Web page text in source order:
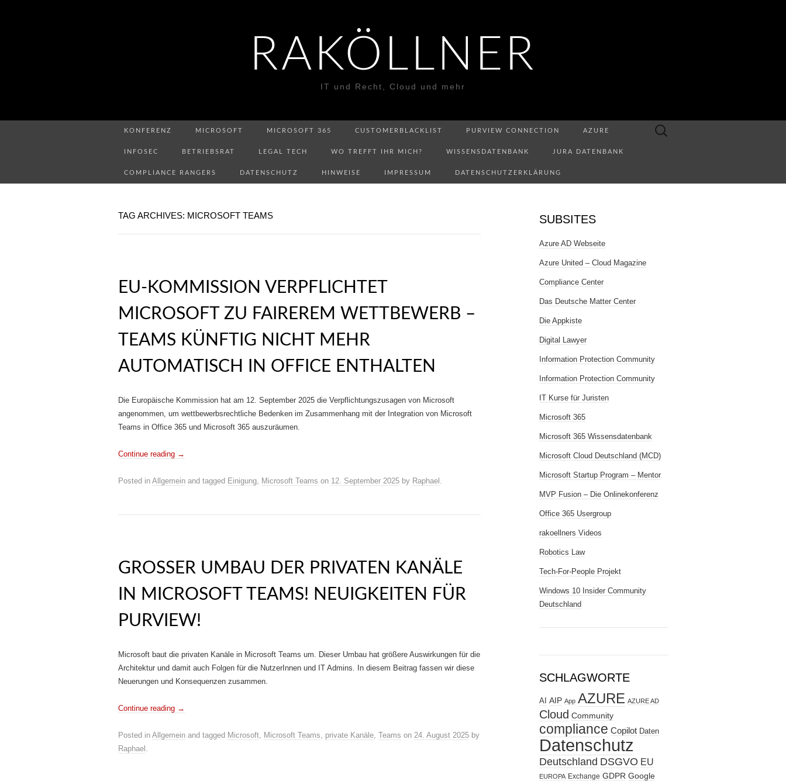
RAKÖLLNER
IT und Recht, Cloud und mehr
KONFERENZ MICROSOFT MICROSOFT 365 CUSTOMERBLACKLIST PURVIEW CONNECTION AZURE
INFOSEC BETRIEBSRAT LEGAL TECH WO TREFFT IHR MICH? WISSENSDATENBANK JURA DATENBANK
COMPLIANCE RANGERS DATENSCHUTZ HINWEISE IMPRESSUM DATENSCHUTZERKLÄRUNG
Suchen
TAG ARCHIVES: MICROSOFT TEAMS
EU-KOMMISSION VERPFLICHTET
MICROSOFT ZU FAIREREM WETTBEWERB –
TEAMS KÜNFTIG NICHT MEHR
AUTOMATISCH IN OFFICE ENTHALTEN
Die Europäische Kommission hat am 12. September 2025 die Verpflichtungszusagen von Microsoft
angenommen, um wettbewerbsrechtliche Bedenken im Zusammenhang mit der Integration von Microsoft
Teams in Office 365 und Microsoft 365 auszuräumen.
Continue reading →
Posted in Allgemein and tagged Einigung, Microsoft Teams on 12. September 2025 by Raphael .
GROSSER UMBAU DER PRIVATEN KANÄLE I
N MICROSOFT TEAMS! NEUIGKEITEN FÜR P
URVIEW!
Microsoft baut die privaten Kanäle in Microsoft Teams um. Dieser Umbau hat größere Auswirkungen für die
Architektur und damit auch Folgen für die NutzerInnen und IT Admins. In diesem Beitrag fassen wir diese
Neuerungen und Konsequenzen zusammen.
Continue reading →
Posted in Allgemein and tagged Microsoft, Microsoft Teams, private Kanäle, Teams on 24. August 2025 by
Raphael .
SUBSITES
Azure AD Webseite
Azure United – Cloud Magazine
Compliance Center
Das Deutsche Matter Center
Die Appkiste
Digital Lawyer
Information Protection Community
Information Protection Community
IT Kurse für Juristen
Microsoft 365
Microsoft 365 Wissensdatenbank
Microsoft Cloud Deutschland (MCD)
Microsoft Startup Program – Mentor
MVP Fusion – Die Onlinekonferenz
Office 365 Usergroup
rakoellners Videos
Robotics Law
Tech-For-People Projekt
Windows 10 Insider Community
Deutschland
SCHLAGWORTE
AI AIP App AZURE AZURE AD
Cloud Community
compliance Copilot Daten
Datenschutz
Deutschland DSGVO EU
EUROPA Exchange GDPR Google